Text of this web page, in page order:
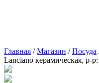
Главная /Магазин /Посуда
Lanciano керамическая, р-